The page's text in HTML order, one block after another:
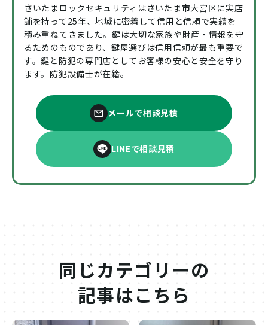
さいたまロックセキュリティはさいたま市大宮区に実店
舗を持って25年、地域に密着して信用と信頼で実績を
積み重ねてきました。鍵は大切な家族や財産・情報を守
るためのものであり、鍵屋選びは信用信頼が最も重要で
す。鍵と防犯の専門店としてお客様の安心と安全を守り
ます。防犯設備士が在籍。
メールで相談見積
LINEで相談見積
同じカテゴリーの
記事はこちら